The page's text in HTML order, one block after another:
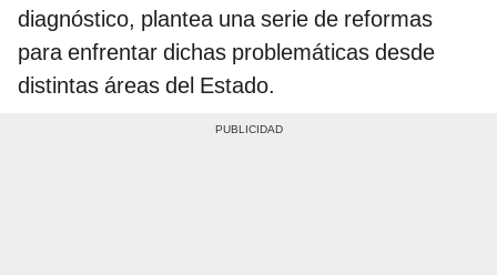
diagnóstico, plantea una serie de reformas
para enfrentar dichas problemáticas desde
distintas áreas del Estado.